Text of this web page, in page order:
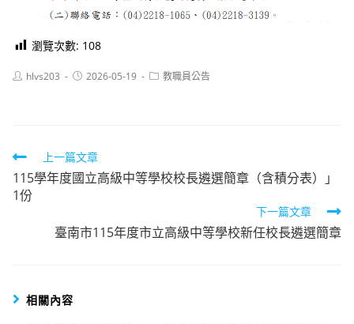
瀏覽次數: 108
Posthlvs203
Post2026-05-19
Post教職員公告
Read
more
articles
上一篇文章
115學年度國立高級中等學校校長遴選簡章（含積分表）」
1份
下一篇文章
臺南市115年度市立高級中等學校新任校長遴選簡章
相關內容